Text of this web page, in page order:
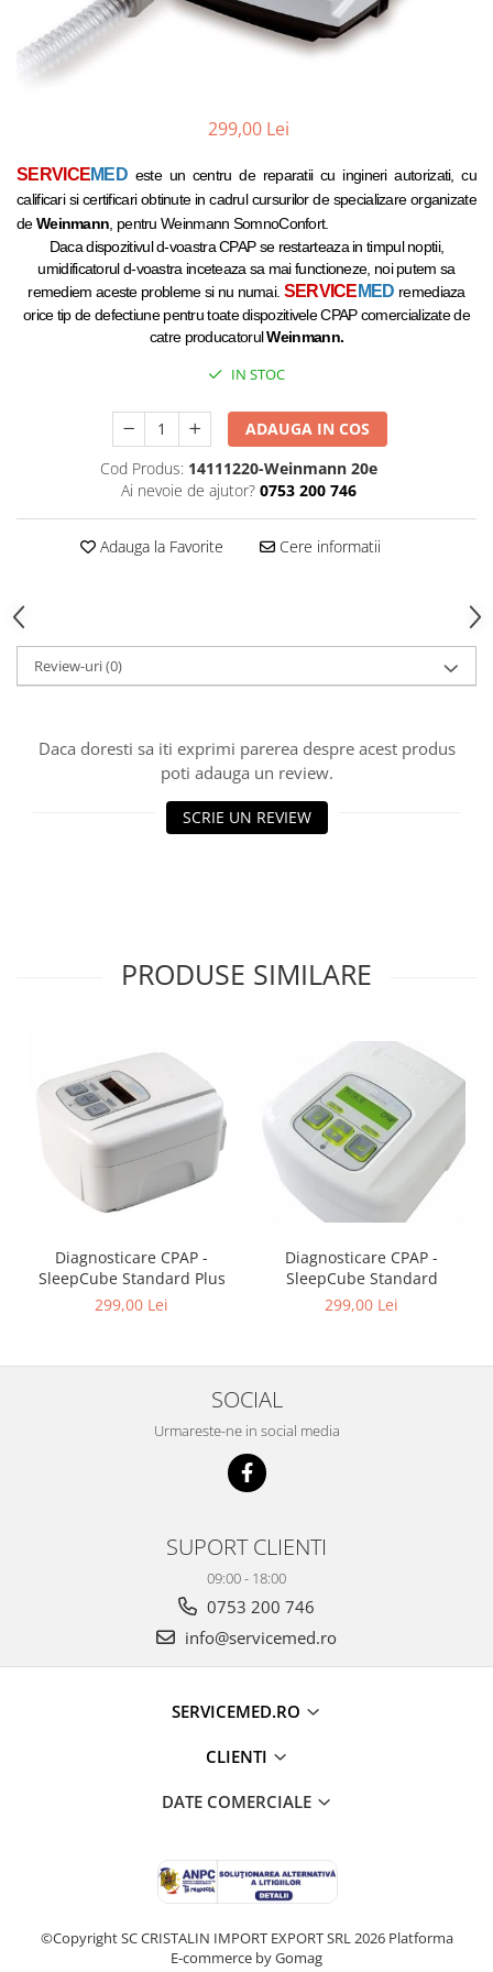
299,00 Lei
SERVICEMED este un centru de reparatii cu ingineri autorizati, cu
calificari si certificari obtinute in cadrul cursurilor de specializare organizate
deWeinmann , pentru Weinmann SomnoConfort.
Daca dispozitivul d-voastra CPAP se restarteaza in timpul noptii,
umidificatorul d-voastra inceteaza sa mai functioneze, noi putem sa
remediem aceste probleme si nu numai. SERVICE MED remediaza
orice tip de defectiune pentru toate dispozitivele CPAP comercializate de
catre producatorulWeinmann.
IN STOC
ADAUGA IN COS
Cod Produs: 14111220-Weinmann 20e
Ai nevoie de ajutor? 0753 200 746
Adauga la Favorite Cere informatii
Review-uri(0)
Daca doresti sa iti exprimi parerea despre acest produs
poti adauga un review.
SCRIE UN REVIEW
PRODUSE SIMILARE
Diagnosticare CPAP -
SleepCube Standard Plus
299,00 Lei
Diagnosticare CPAP -
SleepCube Standard
299,00 Lei
SOCIAL
Urmareste-ne in social media
SUPORT CLIENTI
09:00 - 18:00
0753 200 746
info@servicemed.ro
SERVICEMED.RO
CLIENTI
DATE COMERCIALE
©Copyright SC CRISTALIN IMPORT EXPORT SRL 2026 Platforma
E-commerce by Gomag